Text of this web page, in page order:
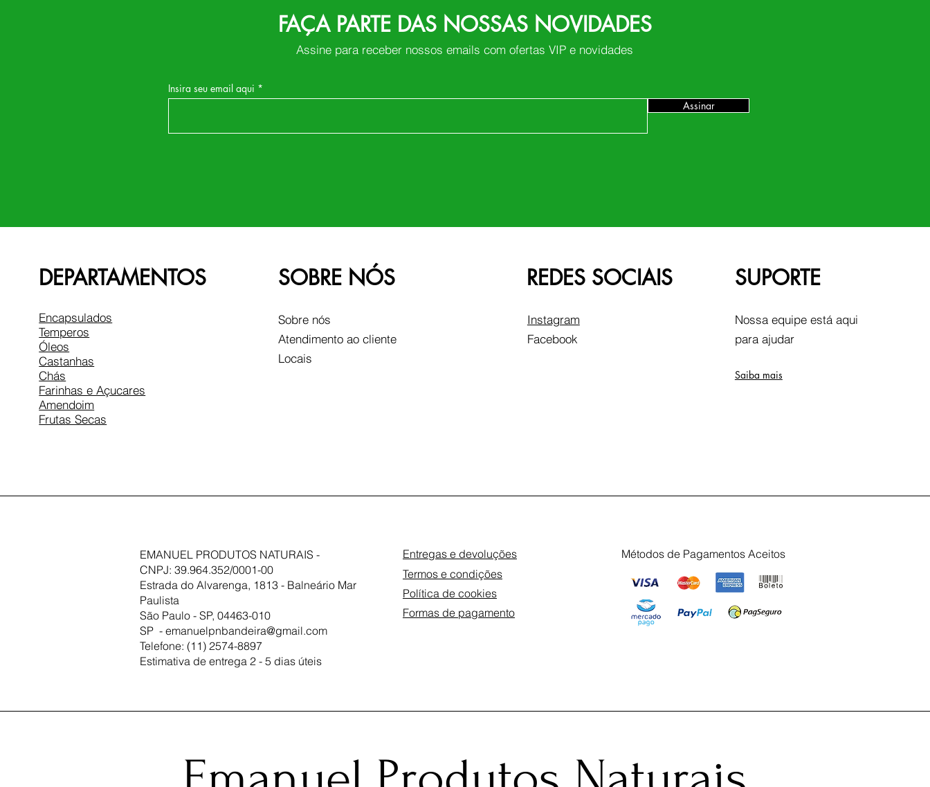
FAÇA PARTE DAS NOSSAS NOVIDADES
Assine para receber nossos emails com ofertas VIP e novidades
Insira seu email aqui
Assinar
DEPARTAMENTOS
Encapsulados
Temperos
Óleos
Castanhas
Chás
Farinhas e Açucares
Amendoim
Frutas Secas
SOBRE NÓS
Sobre nós
Atendimento ao cliente
Locais
REDES SOCIAIS
Instagram
Facebook
SUPORTE
Nossa equipe está aqui
para ajudar
Saiba mais
EMANUEL PRODUTOS NATURAIS -
CNPJ: 39.964.352/0001-00
Estrada do Alvarenga, 1813 - Balneário Mar
Paulista
São Paulo - SP, 04463-010
SP - emanuelpnbandeira@gmail.com
Telefone: (11) 2574-8897
Estimativa de entrega 2 - 5 dias úteis
Entregas e devoluções
Termos e condições
Política de cookies
Formas de pagamento
Métodos de Pagamentos Aceitos